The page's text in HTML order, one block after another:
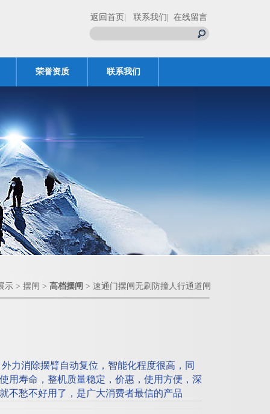
返回首页 | 联系我们 | 在线留言
荣誉资质 联系我们
示 > 摆闸 > 高档摆闸 > 速通门摆闸无刷防撞人行通道闸
力消除摆臂自动复位，智能化程度很高，同
用寿命，整机质量稳定，价惠，使用方便，深
不愁不好用了，是广大消费者最信的产品